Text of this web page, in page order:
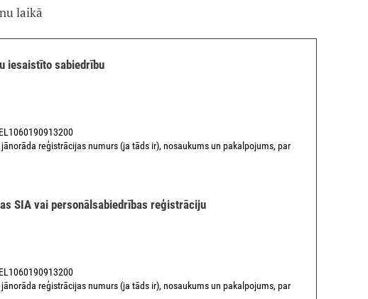
laikā
iesaistīto sabiedrību
reģistrācijas numurs (ja tāds ir), nosaukums un pakalpojums, par
SIA vai personālsabiedrības reģistrāciju
reģistrācijas numurs (ja tāds ir), nosaukums un pakalpojums, par